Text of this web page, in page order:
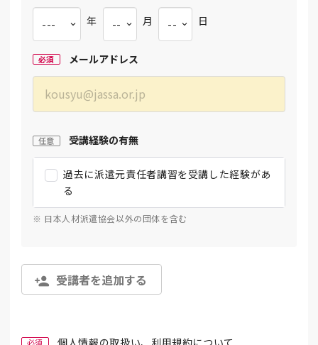
年 月 日
必須 メールアドレス
任意 受講経験の有無
過去に派遣元責任者講習を受講した経験があ
る
※ 日本人材派遣協会以外の団体を含む
受講者を追加する
必須 個人情報の取扱い、利用規約について